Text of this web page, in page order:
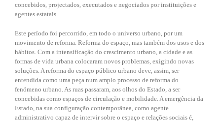
concebidos, projectados, executados e negociados por instituições e
agentes estatais.
Este período foi percorrido, em todo o universo urbano, por um
movimento de reforma. Reforma do espaço, mas também dos usos e dos
hábitos. Com a intensificação do crescimento urbano, a cidade e as
formas de vida urbana colocaram novos problemas, exigindo novas
soluções. A reforma do espaço público urbano deve, assim, ser
entendida como uma peça num amplo processo de reforma do
fenómeno urbano. As ruas passaram, aos olhos do Estado, a ser
concebidas como espaços de circulação e mobilidade. A emergência da
Estado, na sua configuração contemporânea, como agente
administrativo capaz de intervir sobre o espaço e relações sociais é,